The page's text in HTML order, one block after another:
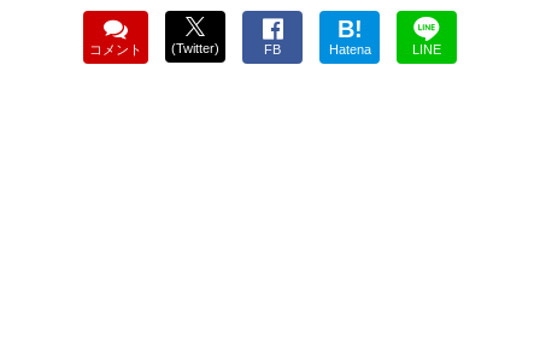
コメント (Twitter) FB
B!
Hatena LINE